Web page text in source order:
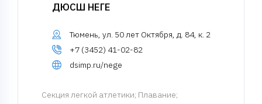
ДЮСШ НЕГЕ
Тюмень, ул. 50 лет Октября, д. 84, к. 2
+7 (3452) 41-02-82
dsimp.ru/nege
Cекция легкой атлетики; Плавание;